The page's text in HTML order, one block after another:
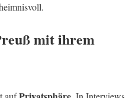
mit ihrem